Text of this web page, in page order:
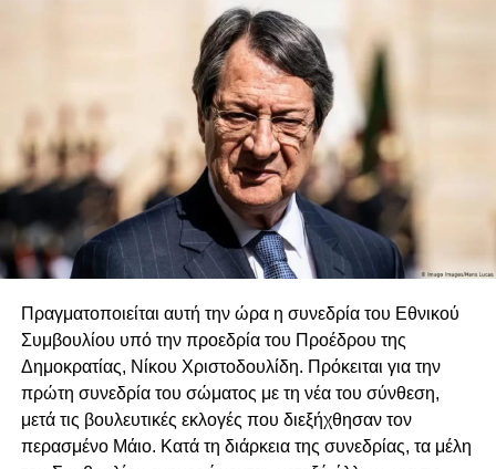
Πραγματοποιείται αυτή την ώρα η συνεδρία του Εθνικού
Συμβουλίου υπό την προεδρία του Προέδρου της
Δημοκρατίας, Νίκου Χριστοδουλίδη. Πρόκειται για την
πρώτη συνεδρία του σώματος με τη νέα του σύνθεση,
μετά τις βουλευτικές εκλογές που διεξήχθησαν τον
περασμένο Μάιο. Κατά τη διάρκεια της συνεδρίας, τα μέλη